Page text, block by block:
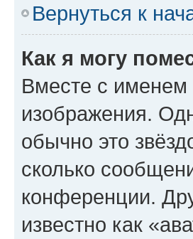
Вернуться к
Как я могу
Вместе с именем
изображения.
обычно это
сколько
конференции.
известно как